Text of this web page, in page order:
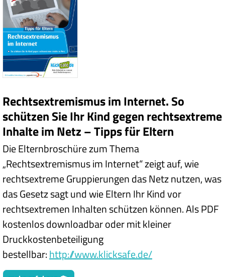
Rechtsextremismus im Internet. So
schützen Sie Ihr Kind gegen rechtsextreme
Inhalte im Netz – Tipps für Eltern
Die Elternbroschüre zum Thema
„Rechtsextremismus im Internet“ zeigt auf, wie
rechtsextreme Gruppierungen das Netz nutzen, was
das Gesetz sagt und wie Eltern Ihr Kind vor
rechtsextremen Inhalten schützen können. Als PDF
kostenlos downloadbar oder mit kleiner
Druckkostenbeteiligung
bestellbar:http://www.klicksafe.de/